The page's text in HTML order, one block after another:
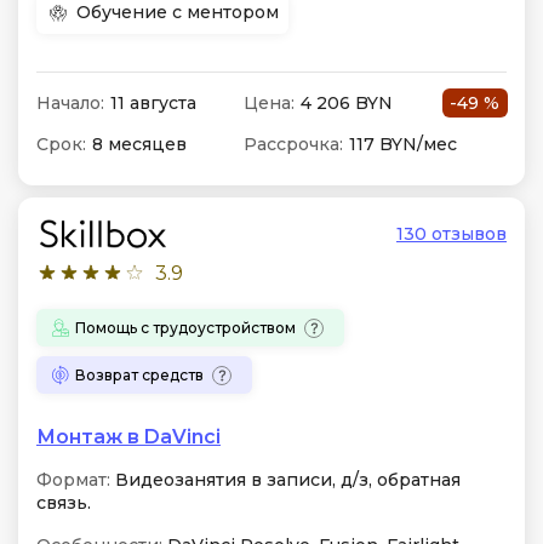
Обучение с ментором
Начало: 11 августа Цена: 4 206 BYN
-49 %
Срок: 8 месяцев Рассрочка: 117 BYN/мес
3.9
130 отзывов
Помощь с трудоустройством
Возврат средств
Монтаж в DaVinci
Формат: Видеозанятия в записи, д/з, обратная
связь.